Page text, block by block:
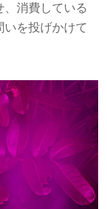
消費している
を投げかけて